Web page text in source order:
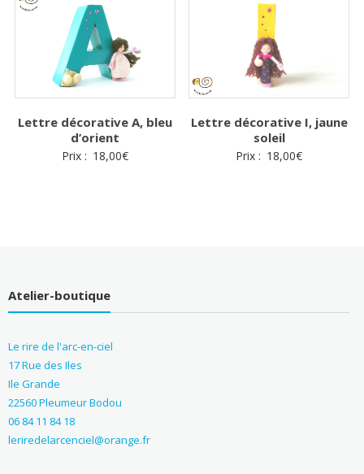
Lettre décorative A, bleu
d’orient
Prix : 18,00€
Lettre décorative I, jaune
soleil
Prix : 18,00€
Atelier-boutique
Le rire de l'arc-en-ciel
17 Rue des Iles
Ile Grande
22560 Pleumeur Bodou
06 84 11 84 18
leriredelarcenciel@orange.fr